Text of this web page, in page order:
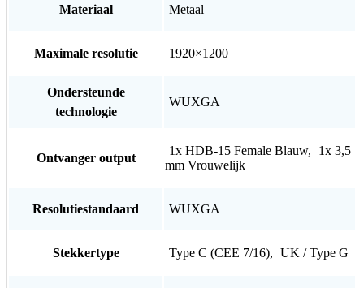
Materiaal Metaal
Maximale resolutie 1920×1200
Ondersteunde
technologie
WUXGA
Ontvanger output
1x HDB-15 Female Blauw,
1x 3,5
mm Vrouwelijk
Resolutiestandaard WUXGA
Stekkertype Type C (CEE 7/16), UK / Type G